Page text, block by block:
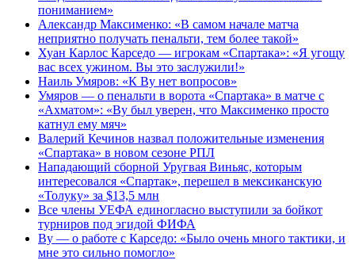
пониманием»
Александр Максименко: «В самом начале матча
неприятно получать пенальти, тем более такой»
Хуан Карлос Карседо — игрокам «Спартака»: «Я угощу
вас всех ужином. Вы это заслужили!»
Наиль Умяров: «К Ву нет вопросов»
Умяров — о пенальти в ворота «Спартака» в матче с
«Ахматом»: «Ву был уверен, что Максименко просто
катнул ему мяч»
Валерий Кечинов назвал положительные изменения
«Спартака» в новом сезоне РПЛ
Нападающий сборной Уругвая Виньяс, которым
интересовался «Спартак», перешел в мексиканскую
«Толуку» за $13,5 млн
Все члены УЕФА единогласно выступили за бойкот
турниров под эгидой ФИФА
Ву — о работе с Карседо: «Было очень много тактики, и
мне это сильно помогло»